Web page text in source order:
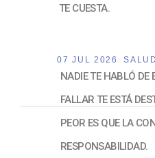
TE CUESTA.
07 JUL 2026
NADIE TE HABLÓ DE
FALLAR TE ESTÁ
PEOR ES QUE LA
RESPONSABILIDAD.